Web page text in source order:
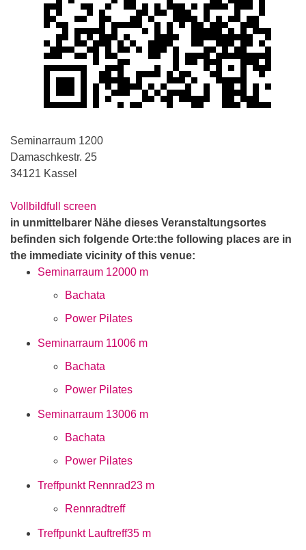
Seminarraum 1200
Damaschkestr. 25
34121 Kassel
Vollbildfull screen
in unmittelbarer Nähe dieses Veranstaltungsortes
befinden sich folgende Orte:the following places are in
the immediate vicinity of this venue:
Seminarraum 12000 m
Bachata
Power Pilates
Seminarraum 11006 m
Bachata
Power Pilates
Seminarraum 13006 m
Bachata
Power Pilates
Treffpunkt Rennrad23 m
Rennradtreff
Treffpunkt Lauftreff35 m